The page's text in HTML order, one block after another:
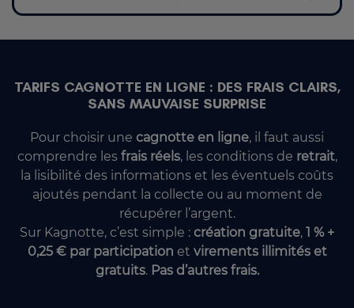
TARIFS CAGNOTTE EN LIGNE : DES FRAIS CLAIRS,
SANS MAUVAISE SURPRISE
Pour choisir une cagnotte en ligne, il faut aussi
comprendre les frais réels, les conditions de retrait,
la lisibilité des informations et les éventuels coûts
ajoutés pendant la collecte ou au moment de
récupérer l’argent.
Sur Kagnotte, c’est simple : création gratuite, 1 % +
0,25 € par participation et virements illimités et
gratuits. Pas d’autres frais.